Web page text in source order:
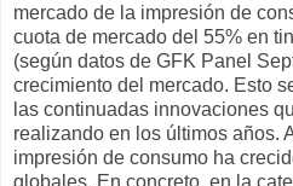
mercado de la impresión de
cuota de mercado del 55% en
(según datos de GFK Panel
crecimiento del mercado. Esto
las continuadas innovaciones
realizando en los últimos años.
impresión de consumo ha
globales. En concreto, en la